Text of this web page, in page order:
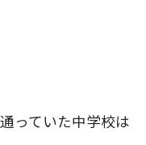
っていた中学校は